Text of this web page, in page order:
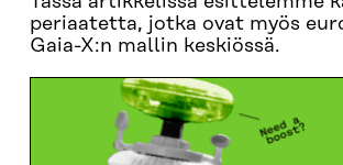
periaatetta, jotka ovat myös
Gaia-X:n mallin keskiössä.